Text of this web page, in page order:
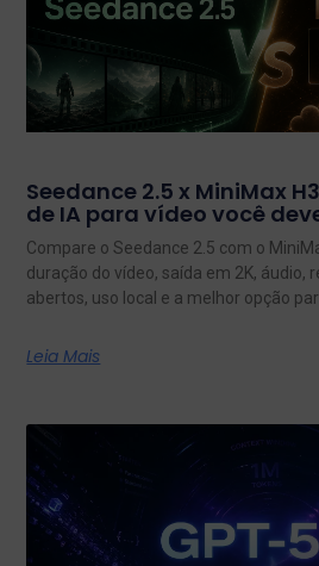
Seedance 2.5 x MiniMax
de IA para vídeo você
Compare o Seedance 2.5 com o
duração do vídeo, saída em 2K, áudio,
abertos, uso local e a melhor opção
Leia Mais